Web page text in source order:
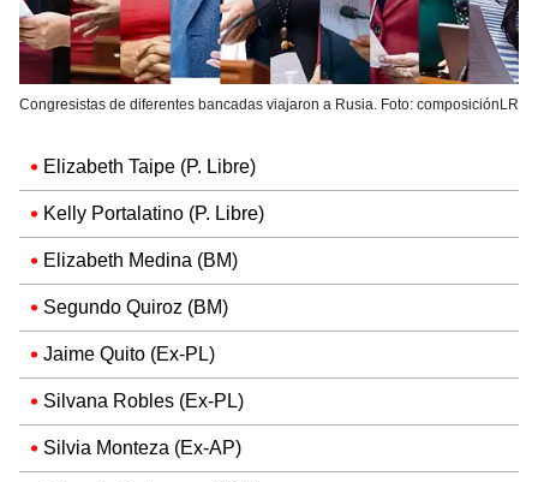
Congresistas de diferentes bancadas viajaron a Rusia. Foto: composiciónLR
Elizabeth Taipe (P. Libre)
Kelly Portalatino (P. Libre)
Elizabeth Medina (BM)
Segundo Quiroz (BM)
Jaime Quito (Ex-PL)
Silvana Robles (Ex-PL)
Silvia Monteza (Ex-AP)